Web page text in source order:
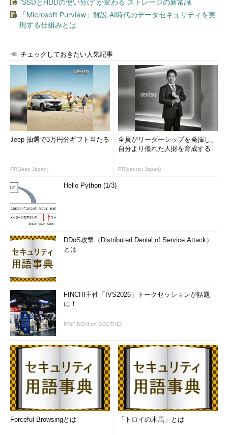
“SSDとHDDの使い分け”が変わる ストレージの新常識
「Microsoft Purview」解説:AI時代のデータセキュリティを実
現する仕組みとは
チェックしておきたい人気記事
Jeep 抽選で3万円分ギフト当たる
PR(Jeep Japan)
全員がリーダーシップを発揮し、
自分より優れた人財を育成する
PR(dentsu Japan)
Hello Python (1/3)
DDoS攻撃（Distributed Denial of Service Attack）
とは
FINCHI主催「IVS2026」トークセッションが話題
に！
PR(FINCHI on GOETHE)
Forceful Browsingとは 「トロイの木馬」とは